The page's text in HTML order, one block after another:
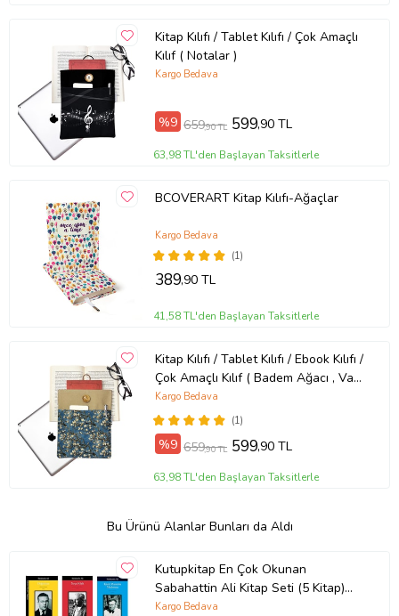
Kitap Kılıfı / Tablet Kılıfı / Çok Amaçlı
Kılıf ( Notalar )
Kargo Bedava
%9 659,90 TL 599,90 TL
63,98 TL'den Başlayan Taksitlerle
BCOVERART Kitap Kılıfı-Ağaçlar
(1)
Kargo Bedava
389,90 TL
41,58 TL'den Başlayan Taksitlerle
Kitap Kılıfı / Tablet Kılıfı / Ebook Kılıfı /
Çok Amaçlı Kılıf ( Badem Ağacı , Van
Gogh )
(1)
Kargo Bedava
%9 659,90 TL 599,90 TL
63,98 TL'den Başlayan Taksitlerle
Bu Ürünü Alanlar Bunları da Aldı
Kutupkitap En Çok Okunan
Sabahattin Ali Kitap Seti (5 Kitap)
(Mavi)
Kargo Bedava